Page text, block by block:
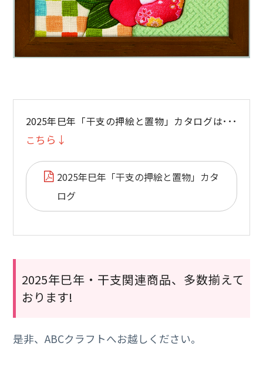
2025年巳年「干支の押絵と置物」カタログは･･･
こちら↓
2025年巳年「干支の押絵と置物」カタ
ログ
2025年巳年・干支関連商品、多数揃えて
おります!
是非、ABCクラフトへお越しください。